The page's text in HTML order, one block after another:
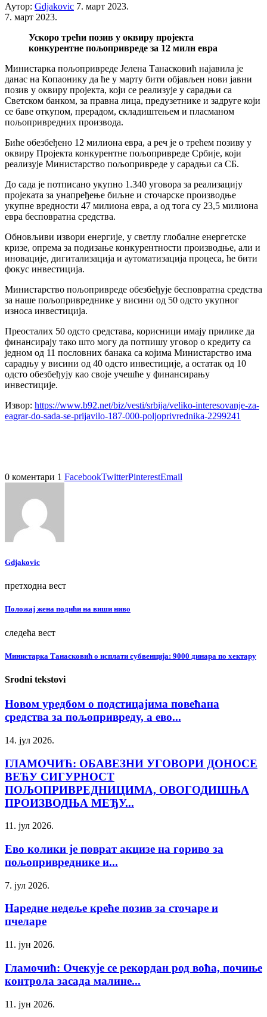
Аутор: Gdjakovic 7. март 2023.
7. март 2023.
Ускоро трећи позив у оквиру пројекта
конкурентне пољопривреде за 12 милн евра
Министарка пољопривреде Јелена Танасковић најавила је
данас на Копаонику да ће у марту бити објављен нови јавни
позив у оквиру пројекта, који се реализује у сарадњи са
Светском банком, за правна лица, предузетнике и задруге који
се баве откупом, прерадом, складиштењем и пласманом
пољопривредних производа.
Биће обезбеђено 12 милиона евра, а реч је о трећем позиву у
оквиру Пројекта конкурентне пољопривреде Србије, који
реализује Министарство пољопривреде у сарадњи са СБ.
До сада је потписано укупно 1.340 уговора за реализацију
пројеката за унапређење биљне и сточарске производње
укупне вредности 47 милиона евра, а од тога су 23,5 милиона
евра бесповратна средства.
Обновљиви извори енергије, у светлу глобалне енергетске
кризе, опрема за подизање конкурентности производње, али и
иновације, дигитализација и аутоматизација процеса, ће бити
фокус инвестиција.
Министарство пољопривреде обезбеђује бесповратна средства
за наше пољопривреднике у висини од 50 одсто укупног
износа инвестиција.
Преосталих 50 одсто средстава, корисници имају прилике да
финансирају тако што могу да потпишу уговор о кредиту са
једном од 11 пословних банака са којима Министарство има
сарадњу у висини од 40 одсто инвестиције, а остатак од 10
одсто обезбеђују као своје учешће у финансирању
инвестиције.
Извор: https://www.b92.net/biz/vesti/srbija/veliko-interesovanje-za-
eagrar-do-sada-se-prijavilo-187-000-poljoprivrednika-2299241
0 коментари 1 FacebookTwitterPinterestEmail
Gdjakovic
претходна вест
Положај жена подићи на виши ниво
следећа вест
Министарка Танасковић о исплати субвенција: 9000 динара по хектару
Srodni tekstovi
Новом уредбом о подстицајима повећана
средства за пољопривреду, а ево...
14. јул 2026.
ГЛАМОЧИЋ: ОБАВЕЗНИ УГОВОРИ ДОНОСЕ
ВЕЋУ СИГУРНОСТ
ПОЉОПРИВРЕДНИЦИМА, ОВОГОДИШЊА
ПРОИЗВОДЊА МЕЂУ...
11. јул 2026.
Ево колики је поврат акцизе на гориво за
пољопривреднике и...
7. јул 2026.
Наредне недеље креће позив за сточаре и
пчеларе
11. јун 2026.
Гламочић: Очекује се рекордан род воћа, почиње
контрола засада малине...
11. јун 2026.